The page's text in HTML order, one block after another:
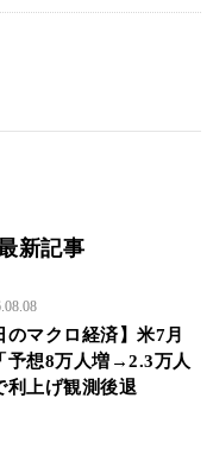
新記事
のマクロ経済】米7月
予想8万人増→2.3万人
利上げ観測後退